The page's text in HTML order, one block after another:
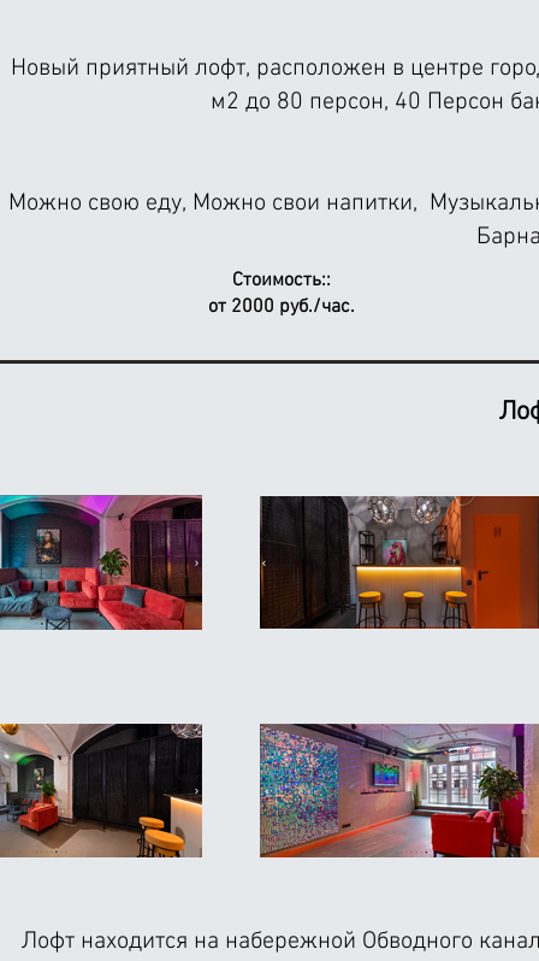
Новый приятный лофт, расположен в центре
м2 до 80 персон, 40 Персон
Можно свою еду, Можно свои напитки,
Стоимость::
от 2000 руб./час.
Лофт находится на набережной Обводного